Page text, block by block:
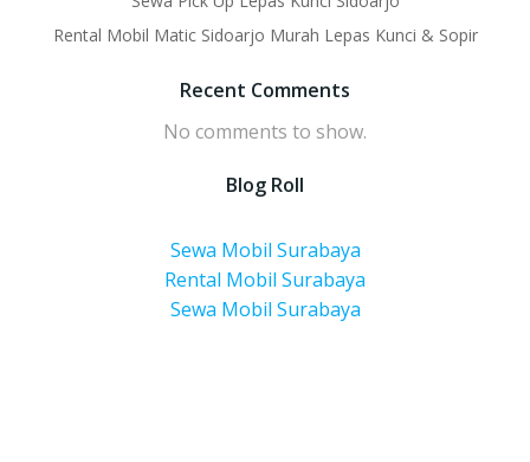
Rental Mobil Matic Sidoarjo Murah Lepas Kunci & Sopir
Recent Comments
No comments to show.
Blog Roll
Sewa Mobil Surabaya
Rental Mobil Surabaya
Sewa Mobil Surabaya